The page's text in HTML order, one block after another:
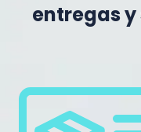
entregas